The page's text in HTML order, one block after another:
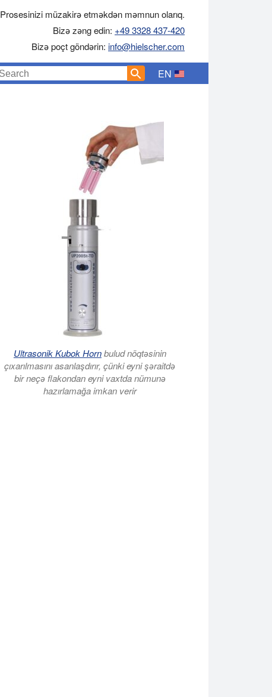
Prosesinizi müzakirə etməkdən məmnun olarıq.
Bizə zəng edin: +49 3328 437-420
Bizə poçt göndərin: info@hielscher.com
EN
Ultrasonik Kubok Hornbulud nöqtəsinin
çıxarılmasını asanlaşdırır, çünki eyni şəraitdə
bir neçə flakondan eyni vaxtda nümunə
hazırlamağa imkan verir